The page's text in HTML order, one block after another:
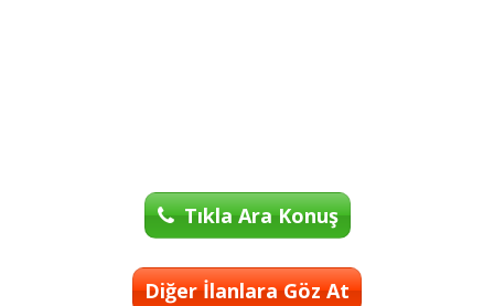
Tıkla Ara Konuş
Diğer İlanlara Göz At